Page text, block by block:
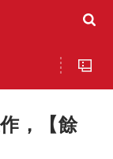
，【餘